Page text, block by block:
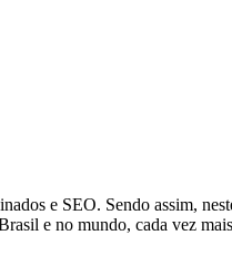
e SEO. Sendo assim,
e no mundo, cada vez